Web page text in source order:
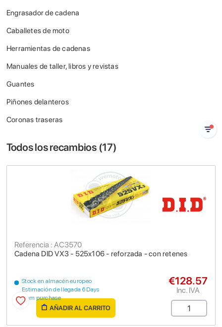
Engrasador de cadena
Caballetes de moto
Herramientas de cadenas
Manuales de taller, libros y revistas
Guantes
Piñones delanteros
Coronas traseras
Todos los recambios (17)
Cadena DID VX3 - 525x106 - reforzada - con retenes
Referencia : AC3570
Stock en almacén europeo
Estimación de llegada 6 Days
from purchase
€128.57
Inc. IVA
AÑADIR AL CARRITO